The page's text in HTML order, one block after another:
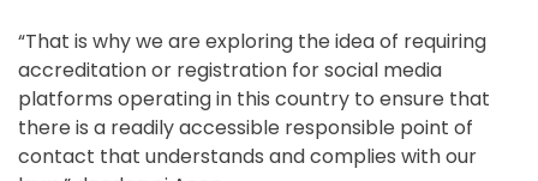
“That is why we are exploring the idea of requiring
accreditation or registration for social media
platforms operating in this country to ensure that
there is a readily accessible responsible point of
contact that understands and complies with our